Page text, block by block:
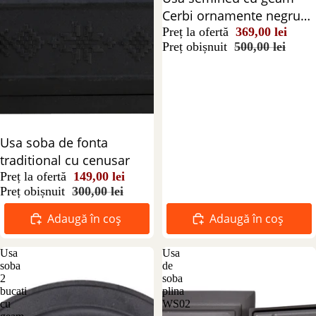
Reducere 50%
Usa soba de fonta
traditional cu cenusar
Preț la ofertă 149,00 lei
Preț obișnuit 300,00 lei
Adaugă în coș
Cerbi ornamente negru
555x345 mm
Preț la ofertă 369,00 lei
Preț obișnuit 500,00 lei
Adaugă în coș
Usa
soba
2
bucati
cu
Usa
de
soba
plina
WS02